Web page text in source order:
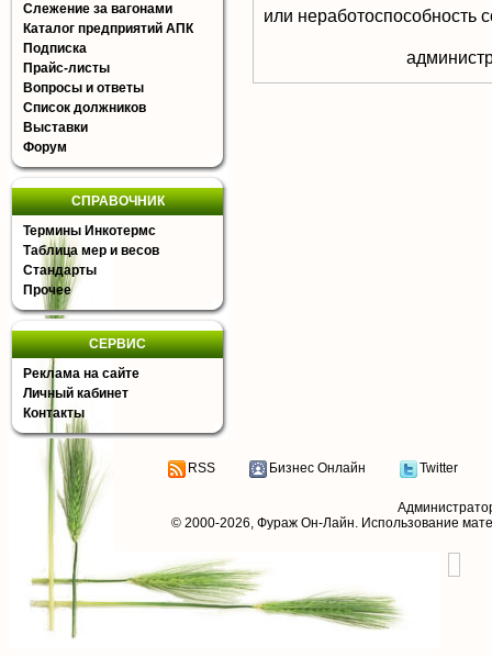
Слежение за вагонами
Каталог предприятий АПК
Подписка
Прайс-листы
Вопросы и ответы
Список должников
Выставки
Форум
СПРАВОЧНИК
Термины Инкотермс
Таблица мер и весов
Стандарты
Прочее
СЕРВИС
Реклама на сайте
Личный кабинет
Контакты
или неработоспособность
RSS Бизнес Онлайн Twitter
© 2000-2026, Фураж Он-Лайн. Использование